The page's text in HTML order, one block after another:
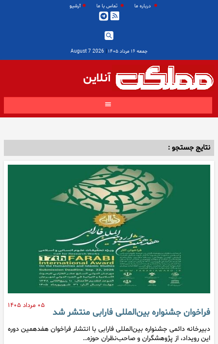
درباره ما تماس با ما آرشیو
جمعه ۱۶ مرداد ۱۴۰۵ |
2026 August 7
آنلاین
نتایج جستجو :
۰۵ مرداد ۱۴۰۵
فراخوان جشنواره بین‌المللی فارابی منتشر شد
دبیرخانه دائمی جشنواره بین‌المللی فارابی با انتشار فراخوان هفدهمین دوره
این رویداد، از پژوهشگران و صاحب‌نظران حوزه…